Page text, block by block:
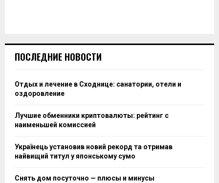
ПОСЛЕДНИЕ НОВОСТИ
Отдых и лечение в Сходнице: санатории, отели и
оздоровление
Лучшие обменники криптовалюты: рейтинг с
наименьшей комиссией
Українець установив новий рекорд та отримав
найвищий титул у японському сумо
Снять дом посуточно — плюсы и минусы